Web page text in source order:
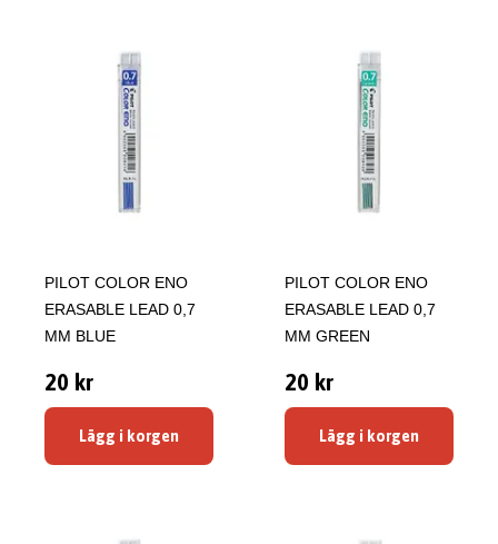
PILOT COLOR ENO
ERASABLE LEAD 0,7
MM BLUE
20 kr
Lägg i korgen
PILOT COLOR ENO
ERASABLE LEAD 0,7
MM GREEN
20 kr
Lägg i korgen